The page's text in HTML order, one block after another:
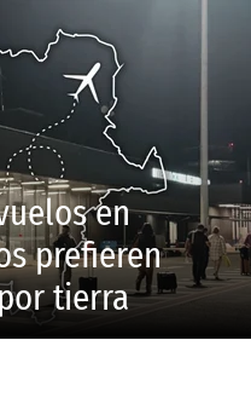
en
prefieren
tierra